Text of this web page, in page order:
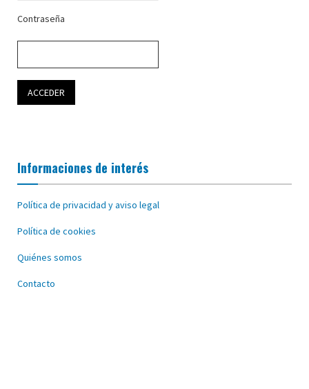
Contraseña
Informaciones de interés
Política de privacidad y aviso legal
Política de cookies
Quiénes somos
Contacto